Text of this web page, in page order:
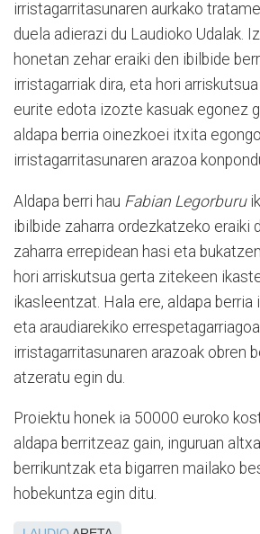
irristagarritasunaren aurkako
duela adierazi du Laudioko Udalak.
honetan zehar eraiki den ibilbide
irristagarriak dira, eta hori
eurite edota izozte kasuak egonez
aldapa berria oinezkoei itxita
irristagarritasunaren arazoa
Aldapa berri hau Fabian Legorburu
ibilbide zaharra ordezkatzeko eraiki
zaharra errepidean hasi eta
hori arriskutsua gerta zitekeen
ikasleentzat. Hala ere, aldapa
eta araudiarekiko
irristagarritasunaren arazoak obren
atzeratu egin du.
Proiektu honek ia 50000 euroko
aldapa berritzeaz gain, inguruan
berrikuntzak eta bigarren mailako
hobekuntza egin ditu.